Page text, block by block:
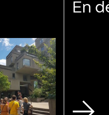
En